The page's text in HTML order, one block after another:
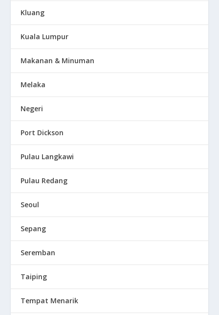
Kluang
Kuala Lumpur
Makanan & Minuman
Melaka
Negeri
Port Dickson
Pulau Langkawi
Pulau Redang
Seoul
Sepang
Seremban
Taiping
Tempat Menarik